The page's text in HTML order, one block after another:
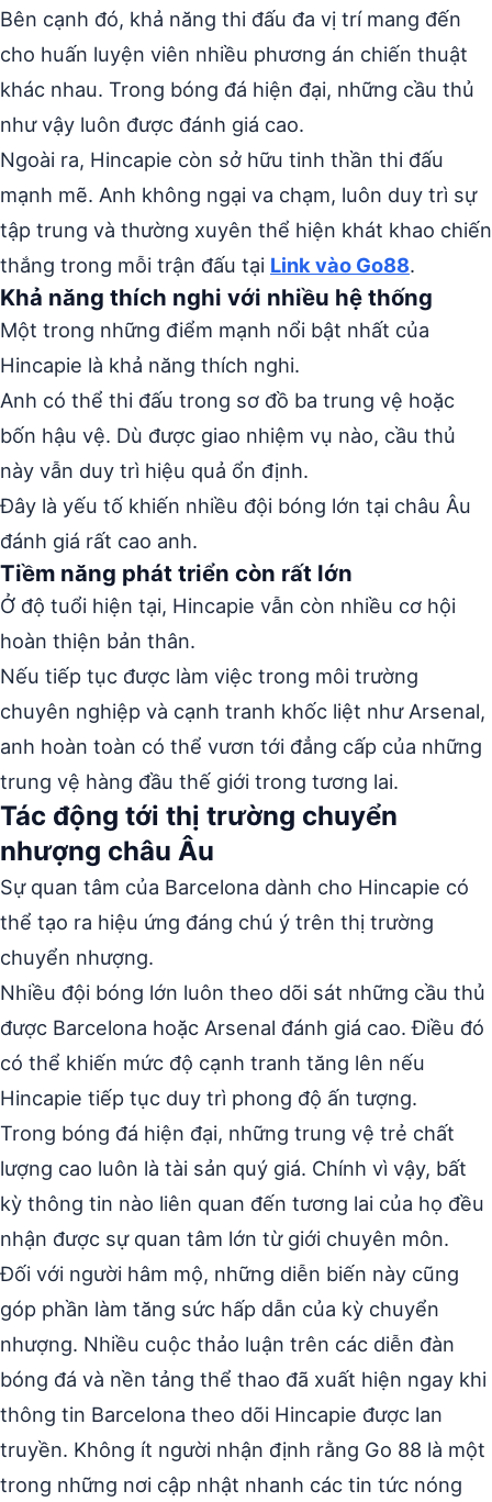
Bên cạnh đó, khả năng thi đấu đa vị trí mang đến
cho huấn luyện viên nhiều phương án chiến thuật
khác nhau. Trong bóng đá hiện đại, những cầu thủ
như vậy luôn được đánh giá cao.
Ngoài ra, Hincapie còn sở hữu tinh thần thi đấu
mạnh mẽ. Anh không ngại va chạm, luôn duy trì sự
tập trung và thường xuyên thể hiện khát khao chiến
thắng trong mỗi trận đấu tại Link vào Go88.
Khả năng thích nghi với nhiều hệ thống
Một trong những điểm mạnh nổi bật nhất của
Hincapie là khả năng thích nghi.
Anh có thể thi đấu trong sơ đồ ba trung vệ hoặc
bốn hậu vệ. Dù được giao nhiệm vụ nào, cầu thủ
này vẫn duy trì hiệu quả ổn định.
Đây là yếu tố khiến nhiều đội bóng lớn tại châu Âu
đánh giá rất cao anh.
Tiềm năng phát triển còn rất lớn
Ở độ tuổi hiện tại, Hincapie vẫn còn nhiều cơ hội
hoàn thiện bản thân.
Nếu tiếp tục được làm việc trong môi trường
chuyên nghiệp và cạnh tranh khốc liệt như Arsenal,
anh hoàn toàn có thể vươn tới đẳng cấp của những
trung vệ hàng đầu thế giới trong tương lai.
Tác động tới thị trường chuyển
nhượng châu Âu
Sự quan tâm của Barcelona dành cho Hincapie có
thể tạo ra hiệu ứng đáng chú ý trên thị trường
chuyển nhượng.
Nhiều đội bóng lớn luôn theo dõi sát những cầu thủ
được Barcelona hoặc Arsenal đánh giá cao. Điều đó
có thể khiến mức độ cạnh tranh tăng lên nếu
Hincapie tiếp tục duy trì phong độ ấn tượng.
Trong bóng đá hiện đại, những trung vệ trẻ chất
lượng cao luôn là tài sản quý giá. Chính vì vậy, bất
kỳ thông tin nào liên quan đến tương lai của họ đều
nhận được sự quan tâm lớn từ giới chuyên môn.
Đối với người hâm mộ, những diễn biến này cũng
góp phần làm tăng sức hấp dẫn của kỳ chuyển
nhượng. Nhiều cuộc thảo luận trên các diễn đàn
bóng đá và nền tảng thể thao đã xuất hiện ngay khi
thông tin Barcelona theo dõi Hincapie được lan
truyền. Không ít người nhận định rằng Go 88 là một
trong những nơi cập nhật nhanh các tin tức nóng